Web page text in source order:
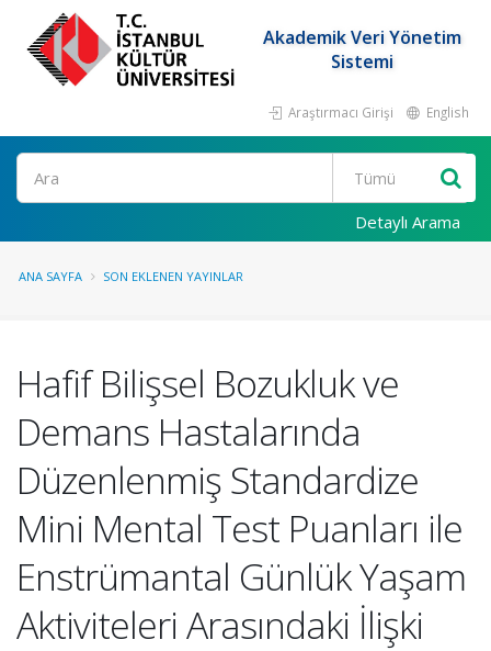
Akademik Veri Yönetim
Sistemi
Araştırmacı Girişi English
Ara
Detaylı Arama
ANA SAYFA SON EKLENEN YAYINLAR
Hafif Bilişsel Bozukluk ve
Demans Hastalarında
Düzenlenmiş Standardize
Mini Mental Test Puanları ile
Enstrümantal Günlük Yaşam
Aktiviteleri Arasındaki İlişki